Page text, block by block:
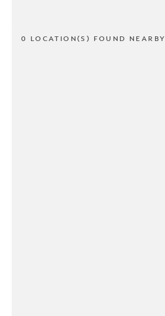
0 LOCATION(S) FOUND NEARBY